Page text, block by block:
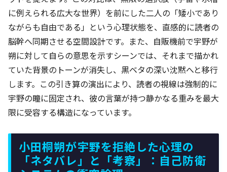
に例えられる広大な世界）を前にした二人の「矮小であり
ながらも自由である」という心理状態を、直感的に読者の
脳幹へ同期させる空間設計です。また、自販機前で宇野が
朔に対して自らの意思を示すシーンでは、それまで描かれ
ていた背景のトーンが消失し、黒ベタの深い沈黙へと移行
します。この引き算の演出により、読者の視線は強制的に
宇野の瞳に固定され、彼の言葉が持つ静かなる重みを最大
限に受容する構造になっています。
小田桐朔が宇野を拒絶した心理の
「ネタバレ」と「考察」：自己防衛